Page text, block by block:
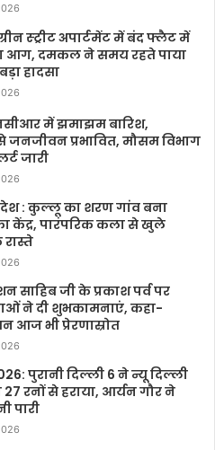
स्ट्रीट अपार्टमेंट में बंद फ्लैट में
आग, दमकल ने समय रहते पाया
हादसा
में झमाझम बारिश,
प्रभावित, मौसम विभाग
जारी
: कुल्लू का शरण गांव बना
केंद्र, पारंपरिक कला से खुले
साहिब जी के प्रकाश पर्व पर
ने दी शुभकामनाएं, कहा-
आज भी प्रेरणास्रोत
पुरानी दिल्ली 6 ने न्यू दिल्ली
27 रनों से हराया, आर्यन गौर ने
पारी